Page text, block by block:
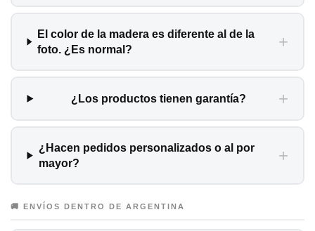
El color de la madera es diferente al de la
foto. ¿Es normal?
+
¿Los productos tienen garantía? +
¿Hacen pedidos personalizados o al por
mayor?
+
🚚 ENVÍOS DENTRO DE ARGENTINA